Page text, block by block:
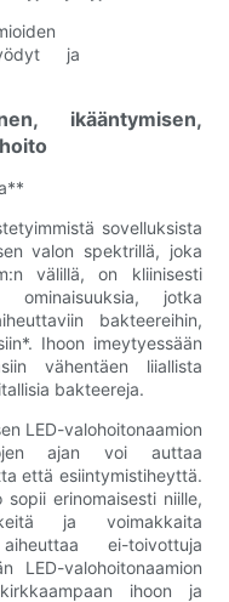
ikääntymisen,
sovelluksista
valon spektrillä, joka
välillä, on kliinisesti
ominaisuuksia, jotka
bakteereihin,
Ihoon imeytyessään
vähentäen liiallista
bakteereja.
LED-valohoitonaamion
ajan voi auttaa
että esiintymistiheyttä.
sopii erinomaisesti niille,
ja voimakkaita
ei-toivottuja
LED-valohoitonaamion
ihoon ja